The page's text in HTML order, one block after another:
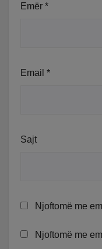
Emër *
Email *
Sajt
Njoftomë me
Njoftomë me